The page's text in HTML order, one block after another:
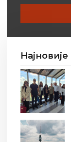
Најновије